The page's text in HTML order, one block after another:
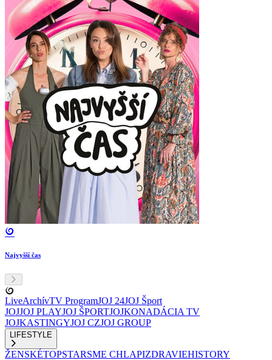
Najvyšší čas
LiveArchívTV ProgramJOJ 24JOJ Šport
JOJJOJ PLAYJOJ ŠPORTJOJKONADÁCIA TV
JOJKASTINGYJOJ CZJOJ GROUP
LIFESTYLE
ŽENSKÉTOPSTARSME CHLAPIZDRAVIEHISTORY